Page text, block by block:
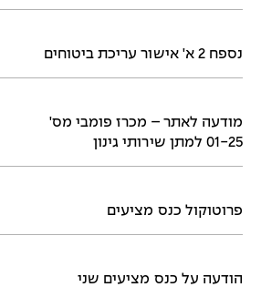
נספח 2 א' אישור עריכת ביטוחים
מודעה לאתר – מכרז פומבי מס'
01-25 למתן שירותי גינון
פרוטוקול כנס מציעים
הודעה על כנס מציעים שני